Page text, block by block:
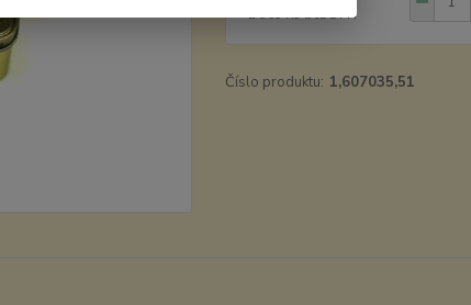
2 365 Kč bez DPH
Číslo produktu: 1,607035,51